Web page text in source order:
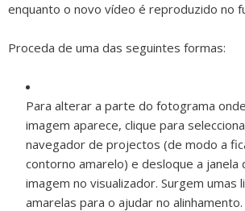
enquanto o novo vídeo é reproduzido no
Proceda de uma das seguintes formas:
Para alterar a parte do fotograma
imagem aparece, clique para
navegador de projectos (de modo a
contorno amarelo) e desloque a janela
imagem no visualizador. Surgem umas
amarelas para o ajudar no